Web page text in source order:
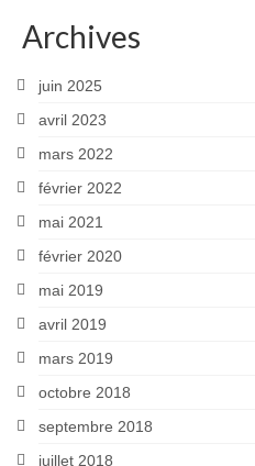
Parcs et Jardins
Richmond Park
Météo particulière
Archives
juin 2025
avril 2023
mars 2022
février 2022
mai 2021
février 2020
mai 2019
avril 2019
mars 2019
octobre 2018
septembre 2018
juillet 2018